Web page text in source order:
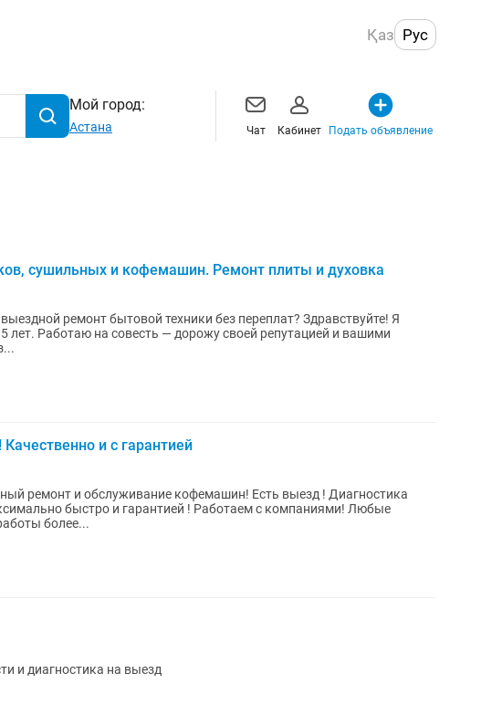
Қаз Рус
Мой город:
Астана Чат Кабинет Подать объявление
сушильных и кофемашин. Ремонт плиты и духовка
ремонт бытовой техники без переплат? Здравствуйте! Я
лет. Работаю на совесть — дорожу своей репутацией и вашими
и с гарантией
и обслуживание кофемашин! Есть выезд ! Диагностика
более...
и диагностика на выезд